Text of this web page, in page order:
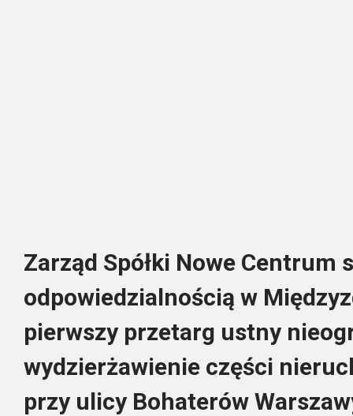
Zarząd Spółki Nowe Centrum
odpowiedzialnością w
pierwszy przetarg ustny
wydzierżawienie części
przy ulicy Bohaterów